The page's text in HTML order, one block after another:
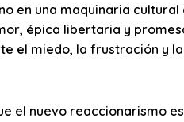
en una maquinaria
épica libertaria y
el miedo, la frustración y
el nuevo reaccionarismo